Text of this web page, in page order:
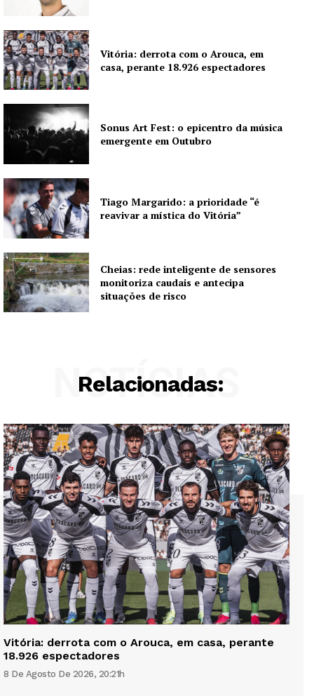
Vitória: derrota com o Arouca, em
casa, perante 18.926 espectadores
Sonus Art Fest: o epicentro da música
emergente em Outubro
Tiago Margarido: a prioridade “é
reavivar a mística do Vitória”
Cheias: rede inteligente de sensores
monitoriza caudais e antecipa
situações de risco
Relacionadas:
NOTÍCIAS
Vitória: derrota com o Arouca, em casa, perante
18.926 espectadores
8 De Agosto De 2026, 20:21h